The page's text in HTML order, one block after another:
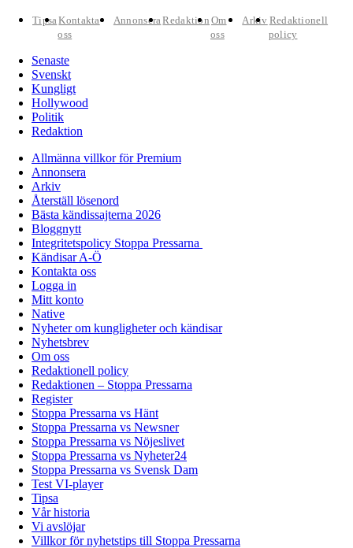
TipsaKontakta
oss
AnnonseraRedaktion Om
oss
Arkiv Redaktionell
policy
Senaste
Svenskt
Kungligt
Hollywood
Politik
Redaktion
Allmänna villkor för Premium
Annonsera
Arkiv
Återställ lösenord
Bästa kändissajterna 2026
Bloggnytt
Integritetspolicy Stoppa Pressarna
Kändisar A-Ö
Kontakta oss
Logga in
Mitt konto
Native
Nyheter om kungligheter och kändisar
Nyhetsbrev
Om oss
Redaktionell policy
Redaktionen – Stoppa Pressarna
Register
Stoppa Pressarna vs Hänt
Stoppa Pressarna vs Newsner
Stoppa Pressarna vs Nöjeslivet
Stoppa Pressarna vs Nyheter24
Stoppa Pressarna vs Svensk Dam
Test VI-player
Tipsa
Vår historia
Vi avslöjar
Villkor för nyhetstips till Stoppa Pressarna